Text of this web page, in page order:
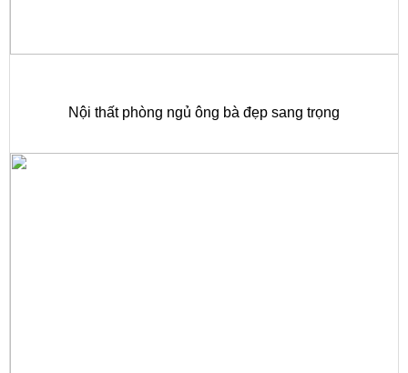
Nội thất phòng ngủ ông bà đẹp sang trọng